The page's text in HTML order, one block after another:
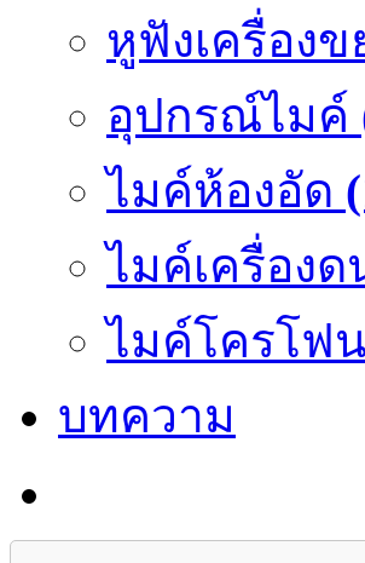
หูฟังเครื่อง
อุปกรณ์ไมค์
ไมค์ห้องอัด
ไมค์เครื่องด
ไมค์โครโฟน
บทความ